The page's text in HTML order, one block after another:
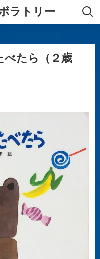
ラトリー
べたら（２歳